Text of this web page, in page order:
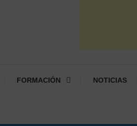
FORMACIÓN NOTICIAS